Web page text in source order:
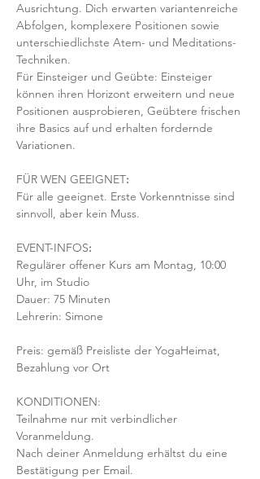
Ausrichtung. Dich erwarten variantenreiche
Abfolgen, komplexere Positionen sowie
unterschiedlichste Atem- und Meditations-
Techniken.
Für Einsteiger und Geübte: Einsteiger
können ihren Horizont erweitern und neue
Positionen ausprobieren, Geübtere frischen
ihre Basics auf und erhalten fordernde
Variationen.
FÜR WEN GEEIGNET:
Für alle geeignet. Erste Vorkenntnisse sind
sinnvoll, aber kein Muss.
EVENT-INFOS:
Regulärer offener Kurs am Montag, 10:00
Uhr, im Studio
Dauer: 75 Minuten
Lehrerin: Simone
Preis: gemäß Preisliste der YogaHeimat,
Bezahlung vor Ort
KONDITIONEN:
Teilnahme nur mit verbindlicher
Voranmeldung.
Nach deiner Anmeldung erhältst du eine
Bestätigung per Email.